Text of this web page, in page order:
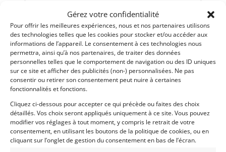
Gérez votre confidentialité
Pour offrir les meilleures expériences, nous et nos partenaires utilisons
des technologies telles que les cookies pour stocker et/ou accéder aux
informations de l’appareil. Le consentement à ces technologies nous
permettra, ainsi qu’à nos partenaires, de traiter des données
personnelles telles que le comportement de navigation ou des ID uniques
sur ce site et afficher des publicités (non-) personnalisées. Ne pas
consentir ou retirer son consentement peut nuire à certaines
fonctionnalités et fonctions.
Cliquez ci-dessous pour accepter ce qui précède ou faites des choix
détaillés. Vos choix seront appliqués uniquement à ce site. Vous pouvez
modifier vos réglages à tout moment, y compris le retrait de votre
consentement, en utilisant les boutons de la politique de cookies, ou en
cliquant sur l’onglet de gestion du consentement en bas de l’écran.
Vendu par : Vintage-Garage
4